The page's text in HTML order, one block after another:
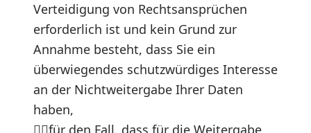
Verteidigung von Rechtsansprüchen
erforderlich ist und kein Grund zur
Annahme besteht, dass Sie ein
überwiegendes schutzwürdiges Interesse
an der Nichtweitergabe Ihrer Daten
haben,
für den Fall, dass für die Weitergabe